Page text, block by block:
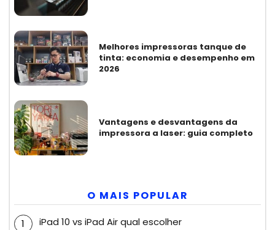
Melhores impressoras tanque de
tinta: economia e desempenho em
2026
Vantagens e desvantagens da
impressora a laser: guia completo
O MAIS POPULAR
iPad 10 vs iPad Air qual escolher